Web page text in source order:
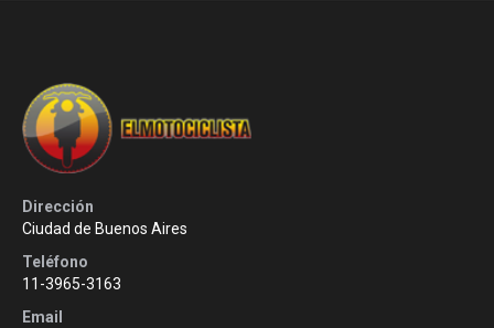
Dirección
Ciudad de Buenos Aires
Teléfono
11-3965-3163
Email